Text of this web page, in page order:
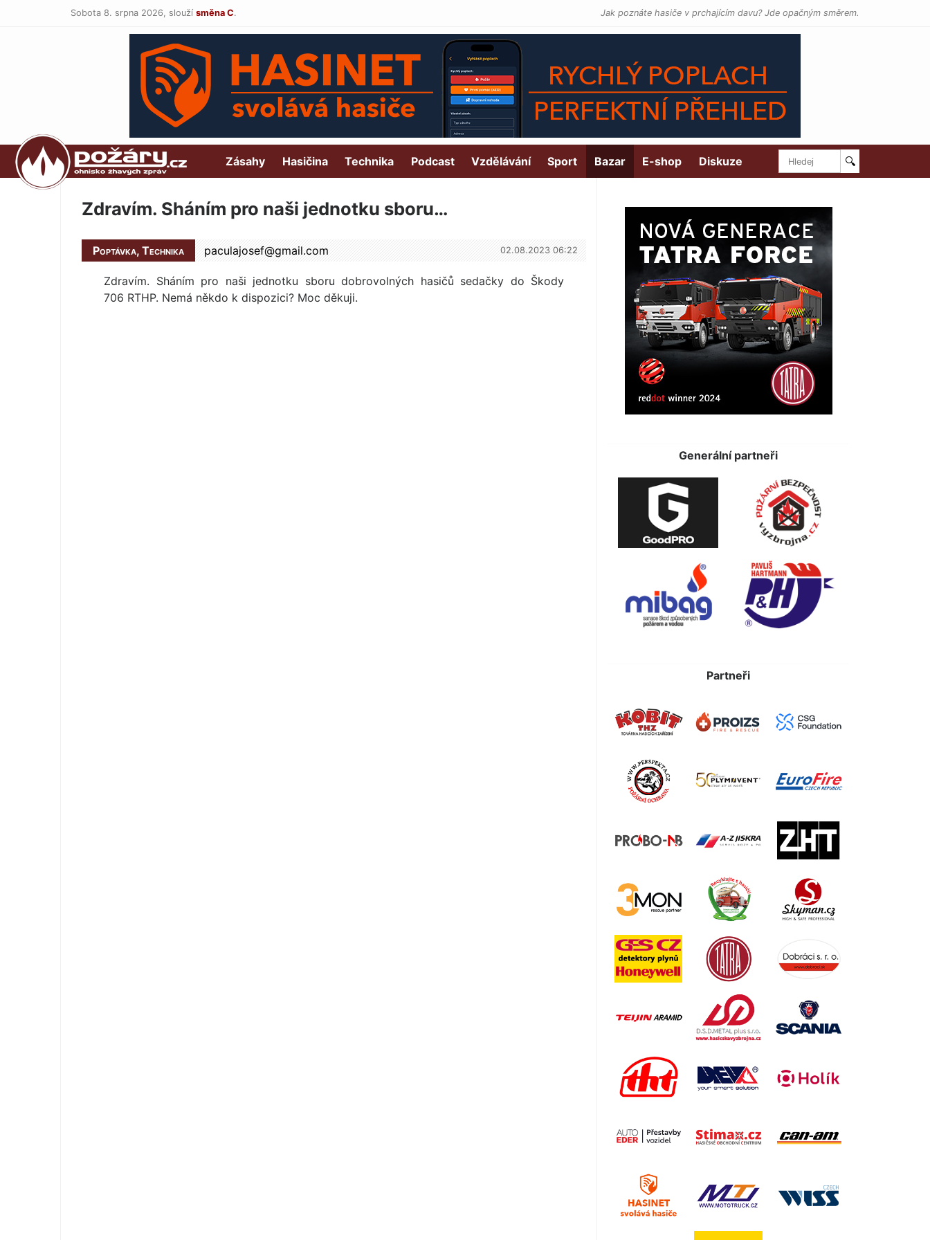
Sobota 8. srpna 2026, slouží směna C. Jak poznáte hasiče v prchajícím davu? Jde opačným směrem.
POŽÁRY.cz Zásahy Hasičina Technika Podcast Vzdělávání Sport Bazar E-shop Diskuze 🔍
Zdravím. Sháním pro naši jednotku sboru…
Poptávka, Technika paculajosef@gmail.com 02.08.2023 06:22
Zdravím. Sháním pro naši jednotku sboru dobrovolných hasičů sedačky do Škody
706 RTHP. Nemá někdo k dispozici? Moc děkuji.
Generální partneři
Partneři